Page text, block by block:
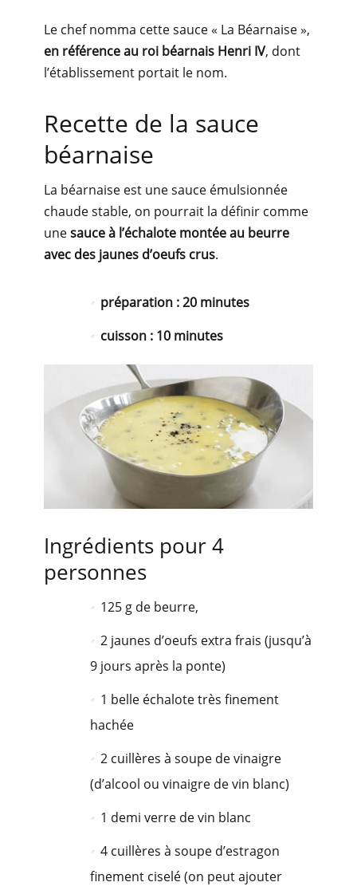
Le chef nomma cette sauce « La Béarnaise »,
en référence au roi béarnais Henri IV, dont
l’établissement portait le nom.
Recette de la sauce
béarnaise
La béarnaise est une sauce émulsionnée
chaude stable, on pourrait la définir comme
unesauce à l’échalote montée au beurre
avec des jaunes d’oeufs crus.
préparation :20 minutes
cuisson : 10 minutes
Ingrédients pour 4
personnes
125 g de beurre,
2 jaunes d’oeufs extra frais (jusqu’à
9 jours après la ponte)
1 belle échalote très finement
hachée
2 cuillères à soupe de vinaigre
(d’alcool ou vinaigre de vin blanc)
1 demi verre de vin blanc
4 cuillères à soupe d’estragon
finement ciselé (on peut ajouter